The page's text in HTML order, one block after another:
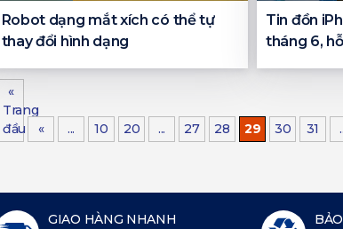
Robot dạng mắt xích có thể tự
thay đổi hình dạng
Tin đồn
tháng 6,
«
Trang
đầu
« ... 10 20 ... 27 28 29 30 31
GIAO HÀNG NHANH